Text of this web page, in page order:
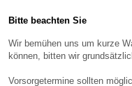
Bitte beachten Sie
Wir bemühen uns um kurze
können, bitten wir
Vorsorgetermine sollten